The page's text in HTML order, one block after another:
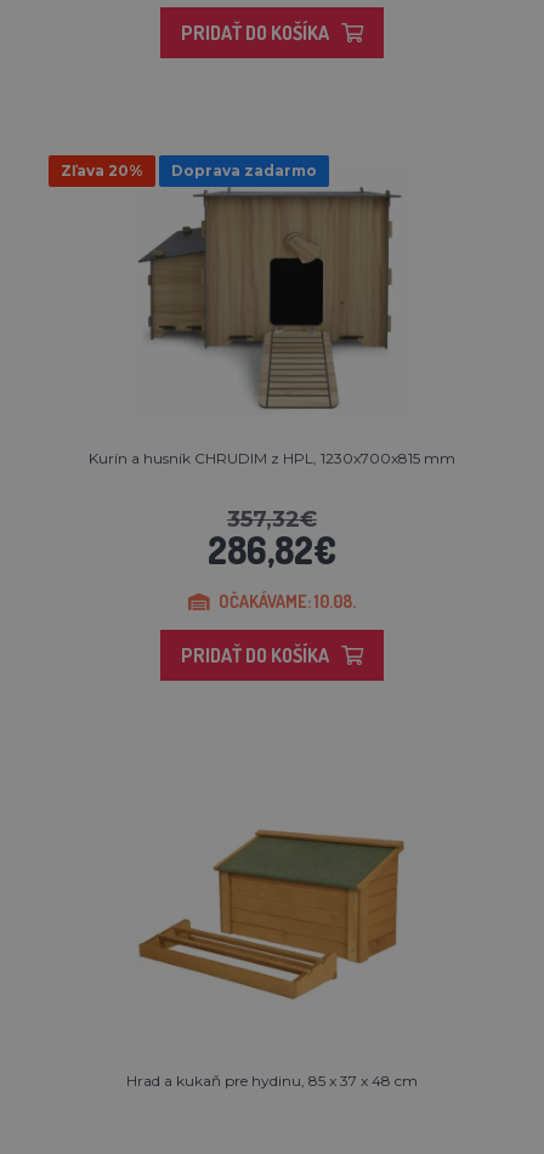
PRIDAŤ DO KOŠÍKA
Zľava 20% Doprava zadarmo
Kurín a husník CHRUDIM z HPL, 1230x700x815 mm
357,32€
286,82€
OČAKÁVAME: 10.08.
PRIDAŤ DO KOŠÍKA
Hrad a kukaň pre hydinu, 85 x 37 x 48 cm